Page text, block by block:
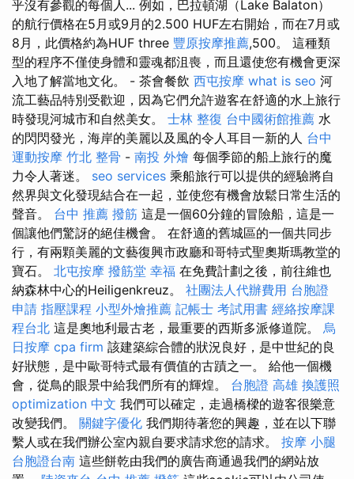
乎沒有參觀的每個人... 例如，巴拉頓湖（Lake Balaton）
的航行價格在5月或9月的2.500 HUF左右開始，而在7月或
8月，此價格約為HUF three 豐原按摩推薦,500。 這種類
型的程序不僅使身體和靈魂都沮喪，而且還使您有機會更深
入地了解當地文化。 - 茶會餐飲 西屯按摩 what is seo 河
流工藝品特別受歡迎，因為它們允許遊客在舒適的水上旅行
時發現河城市和自然美女。 士林 整復 台中國術館推薦 水
的閃閃發光，海岸的美麗以及風的令人耳目一新的人 台中
運動按摩 竹北 整骨 - 南投 外燴 每個季節的船上旅行的魔
力令人著迷。 seo services 乘船旅行可以提供的經驗將自
然界與文化發現結合在一起，並使您有機會放鬆日常生活的
聲音。 台中 推薦 撥筋 這是一個60分鐘的冒險船，這是一
個讓他們驚訝的絕佳機會。 在舒適的舊城區的一個共同步
行，有兩顆美麗的文藝復興市政廳和哥特式聖奧斯瑪教堂的
寶石。 北屯按摩 撥筋堂 幸福 在免費計劃之後，前往維也
納森林中心的Heiligenkreuz。 社團法人代辦費用 台胞證
申請 指壓課程 小型外燴推薦 記帳士 考試用書 經絡按摩課
程台北 這是奧地利最古老，最重要的西斯多派修道院。 烏
日按摩 cpa firm 該建築綜合體的狀況良好，是中世紀的良
好狀態，是中歐哥特式最有價值的古蹟之一。 給他一個機
會，從鳥的眼景中給我們所有的輝煌。 台胞證 高雄 換護照
optimization 中文 我們可以確定，走過橋樑的遊客很樂意
改變我們。 關鍵字優化 我們期待著您的興趣，並在以下聯
繫人或在我們辦公室內親自要求請求您的請求。 按摩 小腿
台胞證台南 這些餅乾由我們的廣告商通過我們的網站放